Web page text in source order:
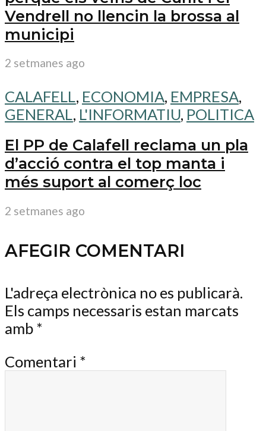
Vendrell no llencin la brossa al
municipi
2 setmanes ago
CALAFELL, ECONOMIA, EMPRESA,
GENERAL, L'INFORMATIU, POLITICA
El PP de Calafell reclama un pla
d’acció contra el top manta i
més suport al comerç loc
2 setmanes ago
AFEGIR COMENTARI
L'adreça electrònica no es publicarà.
Els camps necessaris estan marcats
amb *
Comentari *